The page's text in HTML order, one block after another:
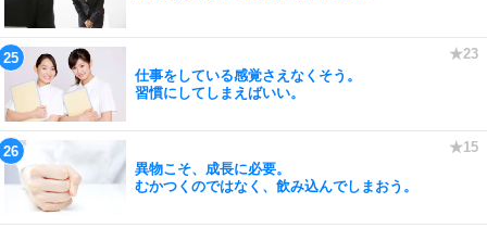
仕事をしている感覚さえなくそう。
習慣にしてしまえばいい。
異物こそ、成長に必要。
むかつくのではなく、飲み込んでしまおう。